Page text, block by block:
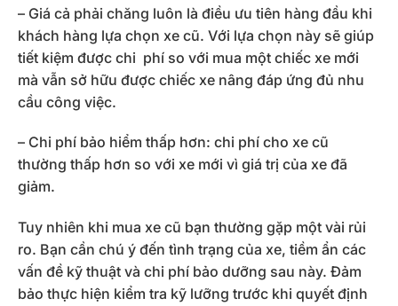
– Giá cả phải chăng luôn là điều ưu tiên hàng đầu khi
khách hàng lựa chọn xe cũ. Với lựa chọn này sẽ giúp
tiết kiệm được chi phí so với mua một chiếc xe mới
mà vẫn sở hữu được chiếc xe nâng đáp ứng đủ nhu
cầu công việc.
– Chi phí bảo hiểm thấp hơn: chi phí cho xe cũ
thường thấp hơn so với xe mới vì giá trị của xe đã
giảm.
Tuy nhiên khi mua xe cũ bạn thường gặp một vài rủi
ro. Bạn cần chú ý đến tình trạng của xe, tiềm ẩn các
vấn đề kỹ thuật và chi phí bảo dưỡng sau này. Đảm
bảo thực hiện kiểm tra kỹ lưỡng trước khi quyết định